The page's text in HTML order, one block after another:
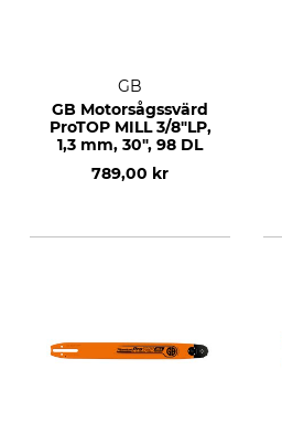
GB
GB Motorsågssvärd
ProTOP MILL 3/8"LP,
1,3 mm, 30", 98 DL
789,00 kr